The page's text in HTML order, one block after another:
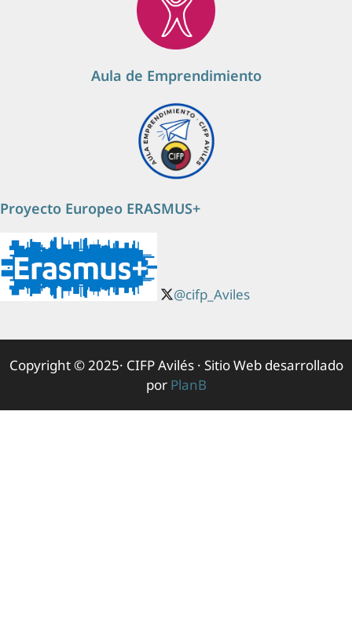
Aula de Emprendimiento
Proyecto Europeo ERASMUS+
@cifp_Aviles
Copyright © 2025· CIFP Avilés · Sitio Web desarrollado
por PlanB